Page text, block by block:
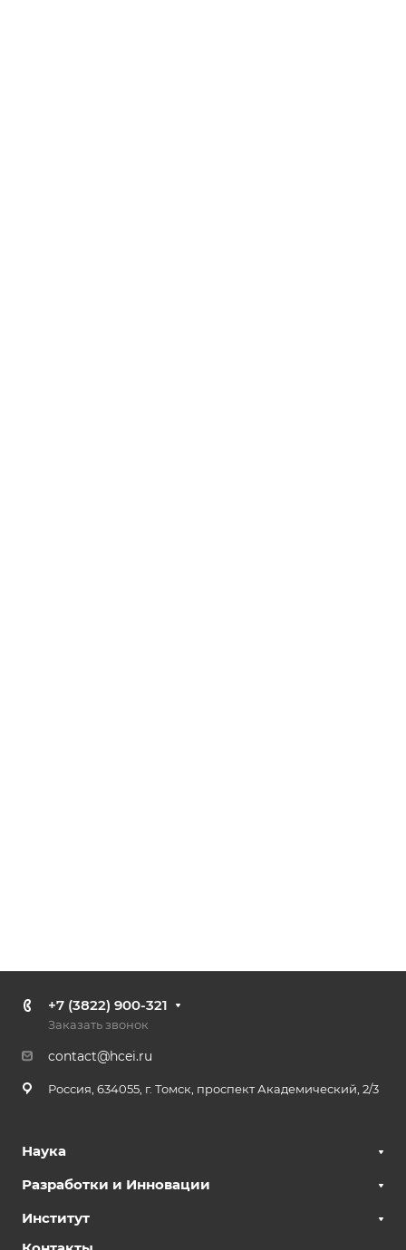
+7 (3822) 900-321
Заказать звонок
contact@hcei.ru
Россия, 634055, г. Томск, проспект Академический, 2/3
Наука
Разработки и Инновации
Институт